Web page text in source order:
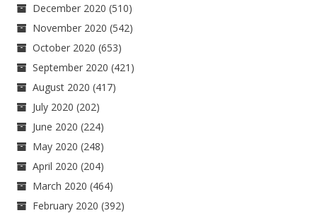
December 2020 (510)
November 2020 (542)
October 2020 (653)
September 2020 (421)
August 2020 (417)
July 2020 (202)
June 2020 (224)
May 2020 (248)
April 2020 (204)
March 2020 (464)
February 2020 (392)